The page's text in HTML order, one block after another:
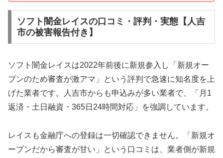
ソフト闇金レイスの口コミ・評判・実態【人吉
市の被害報告付き】
ソフト闇金レイスは2022年前後に新規参入し「新規オー
プンのため審査が激アマ」という評判で急速に知名度を上
げた業者です。人吉市からも申込みが多い業者で、「月1
返済・土日融資・365日24時間対応」を強調しています。
レイスも金融庁への登録は一切確認できません。「新規オ
ープンだから審査が甘い」という口コミは、業者側が新規